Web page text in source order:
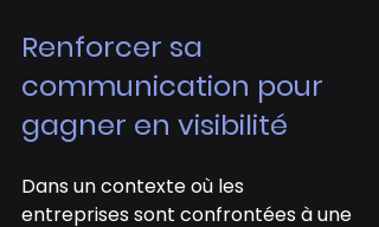
Renforcer sa
communication pour
gagner en visibilité
Dans un contexte où les
entreprises sont confrontées à une